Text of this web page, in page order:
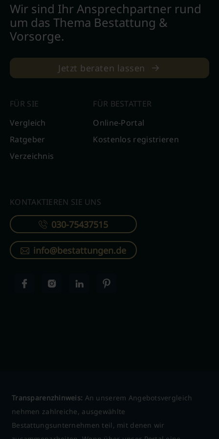
Wir sind Ihr Ansprechpartner rund
um das Thema Bestattung &
Vorsorge.
Jetzt beraten lassen
FÜR SIE
Vergleich
Ratgeber
Verzeichnis
FÜR BESTATTER
Online-Portal
Kostenlos registrieren
KONTAKTIEREN SIE UNS
030-75437515
info@bestattungen.de
Transparenzhinweis: An unserem Angebotsvergleich
nehmen zahlreiche, ausgewählte
Bestattungsunternehmen teil, mit denen wir